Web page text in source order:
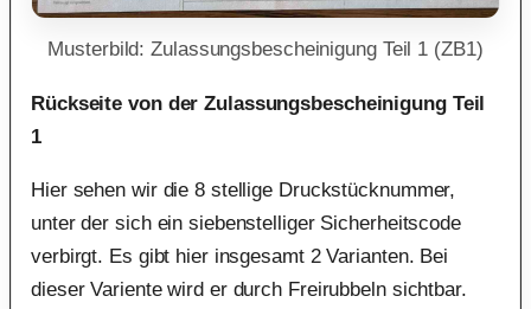
Musterbild: Zulassungsbescheinigung Teil 1 (ZB1)
Rückseite von der Zulassungsbescheinigung Teil
1
Hier sehen wir die 8 stellige Druckstücknummer,
unter der sich ein siebenstelliger Sicherheitscode
verbirgt. Es gibt hier insgesamt 2 Varianten. Bei
dieser Variente wird er durch Freirubbeln sichtbar.